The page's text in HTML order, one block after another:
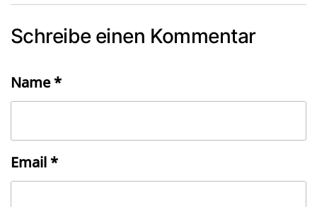
Schreibe einen Kommentar
Name*
Email*